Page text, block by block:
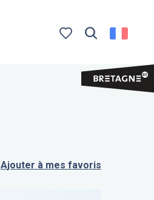
Ajouter à mes favoris